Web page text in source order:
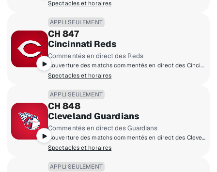
Spectacles et horaires
APPLI SEULEMENT
CH 847
Cincinnati Reds
Commentés en direct des Reds
Couverture des matchs commentés en direct des Cincinnati Reds à domicile.
Spectacles et horaires
APPLI SEULEMENT
CH 848
Cleveland Guardians
Commentés en direct des Guardians
Couverture des matchs commentés en direct des Cleveland Guardians à domicile.
Spectacles et horaires
APPLI SEULEMENT